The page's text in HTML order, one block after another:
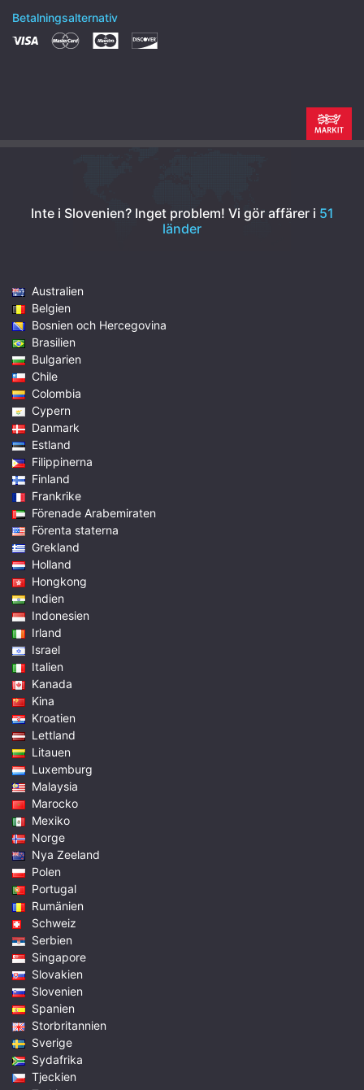
Betalningsalternativ
Inte i Slovenien? Inget problem! Vi gör affärer i 51
länder
Australien
Belgien
Bosnien och Hercegovina
Brasilien
Bulgarien
Chile
Colombia
Cypern
Danmark
Estland
Filippinerna
Finland
Frankrike
Förenade Arabemiraten
Förenta staterna
Grekland
Holland
Hongkong
Indien
Indonesien
Irland
Israel
Italien
Kanada
Kina
Kroatien
Lettland
Litauen
Luxemburg
Malaysia
Marocko
Mexiko
Norge
Nya Zeeland
Polen
Portugal
Rumänien
Schweiz
Serbien
Singapore
Slovakien
Slovenien
Spanien
Storbritannien
Sverige
Sydafrika
Tjeckien